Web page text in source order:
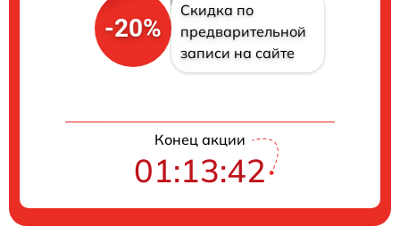
-20%
Скидка по
предварительной
записи на сайте
Конец акции
01:13:42